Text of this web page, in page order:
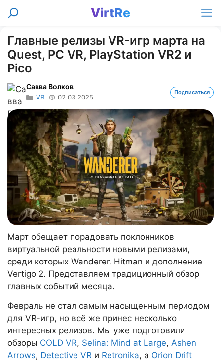
Перейти
VirtRe
Поиск
Главные релизы VR-игр марта на
Quest, PC VR, PlayStation VR2 и
Pico
Савва Волков
VR 02.03.2025
Подписаться
Март обещает порадовать поклонников
виртуальной реальности новыми релизами,
среди которых Wanderer, Hitman и дополнение
Vertigo 2. Представляем традиционный обзор
главных событий месяца.
Февраль не стал самым насыщенным периодом
для VR-игр, но всё же принес несколько
интересных релизов. Мы уже подготовили
обзоры COLD VR, Selina: Mind at Large, Ashen
Arrows, Detective VR и Retronika, а Orion Drift